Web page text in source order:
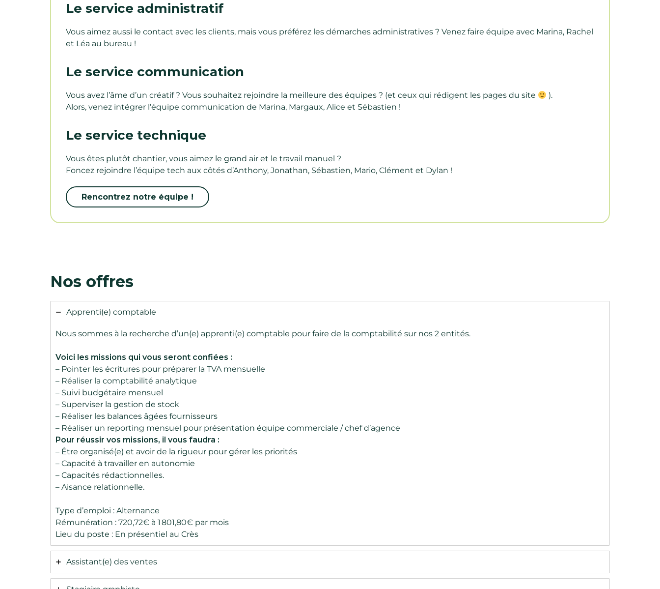
Le service administratif
Vous aimez aussi le contact avec les clients, mais vous préférez les démarches administratives ? Venez faire équipe avec Marina, Rachel
et Léa au bureau !
Le service communication
Vous avez l’âme d’un créatif ? Vous souhaitez rejoindre la meilleure des équipes ? (et ceux qui rédigent les pages du site
).
Alors, venez intégrer l’équipe communication de Marina, Margaux, Alice et Sébastien !
Le service technique
Vous êtes plutôt chantier, vous aimez le grand air et le travail manuel ?
Foncez rejoindre l’équipe tech aux côtés d’Anthony, Jonathan, Sébastien, Mario, Clément et Dylan !
Rencontrez notre équipe !
Nos offres
Apprenti(e) comptable
Nous sommes à la recherche d’un(e) apprenti(e) comptable pour faire de la comptabilité sur nos 2 entités.
Voici les missions qui vous seront confiées :
– Pointer les écritures pour préparer la TVA mensuelle
– Réaliser la comptabilité analytique
– Suivi budgétaire mensuel
– Superviser la gestion de stock
– Réaliser les balances âgées fournisseurs
– Réaliser un reporting mensuel pour présentation équipe commerciale / chef d’agence
Pour réussir vos missions, il vous faudra :
– Être organisé(e) et avoir de la rigueur pour gérer les priorités
– Capacité à travailler en autonomie
– Capacités rédactionnelles.
– Aisance relationnelle.
Type d’emploi : Alternance
Rémunération : 720,72€ à 1 801,80€ par mois
Lieu du poste : En présentiel au Crès
Assistant(e) des ventes